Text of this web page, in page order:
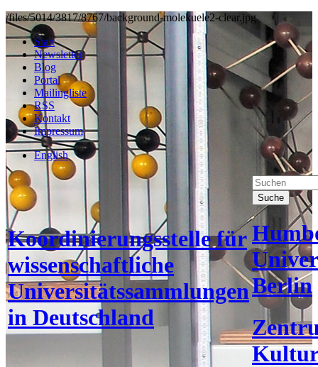
/files/5014/3817/8767/background-molekuele2-clear.jpg
Start
Newsletter
Blog
Portal
Mailingliste
RSS
Kontakt
Impressum
English
Koordinierungsstelle für
wissenschaftliche
Universitätssammlungen
in Deutschland
Suche
Berlin